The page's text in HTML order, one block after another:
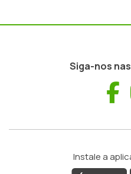
Siga-nos
Instale a